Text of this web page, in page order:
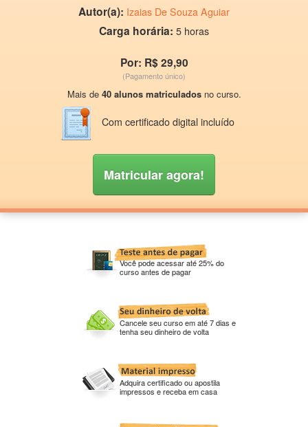
Autor(a): Izaias De Souza Aguiar
Carga horária: 5 horas
Por: R$ 29,90
(Pagamento único)
Mais de 40 alunos matriculadosno curso.
Com certificado digital incluído
Matricular agora!
Você pode acessar até 25% do
curso antes de pagar
Cancele seu curso em até 7 dias e
tenha seu dinheiro de volta
Adquira certificado ou apostila
impressos e receba em casa